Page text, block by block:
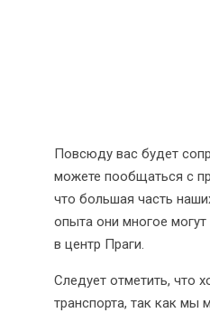
Повсюду вас будет
можете пообщаться с
что большая часть
опыта они многое
в центр Праги.
Следует отметить, что
транспорта, так как мы